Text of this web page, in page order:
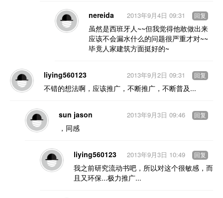
nereida
虽然是西班牙人~~但我觉得他敢做出来
应该不会漏水什么的问题很严重才对~~
毕竟人家建筑方面挺好的~
2013年9月4日 09:31 回复
liying560123
不错的想法啊，应该推广，不断推广，不断普及...
2013年9月2日 09:31 回复
sun jason
，同感
2013年9月3日 09:46 回复
liying560123
我之前研究流动书吧，所以对这个很敏感，而
且又环保...极力推广...
2013年9月3日 10:49 回复